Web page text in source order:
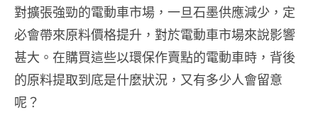
對擴張強勁的電動車市場，一旦石墨供應減少，定
必會帶來原料價格提升，對於電動車市場來說影響
甚大。在購買這些以環保作賣點的電動車時，背後
的原料提取到底是什麼狀況，又有多少人會留意
呢？